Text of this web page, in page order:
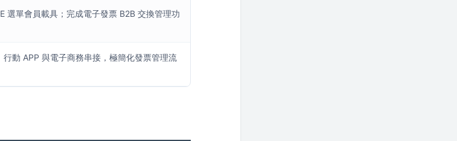
選單會員載具；完成電子發票 B2B 交換管理功
動 APP 與電子商務串接，極簡化發票管理流